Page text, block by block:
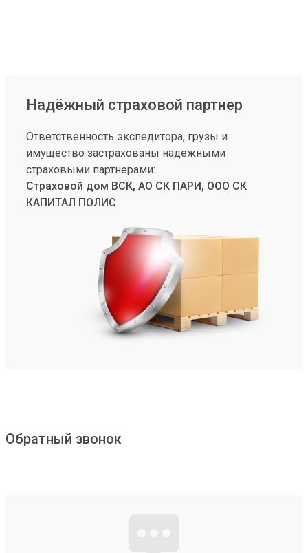
Надёжный страховой партнер
Ответственность экспедитора, грузы и
имущество застрахованы надежными
страховыми партнерами:
Страховой дом ВСК, АО СК ПАРИ, ООО СК
КАПИТАЛ ПОЛИС
Обратный звонок